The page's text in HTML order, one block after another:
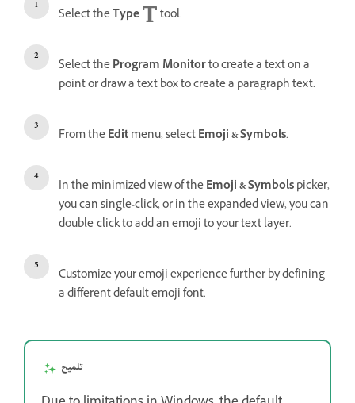
Select theType tool.
Select theProgram Monitorto create a text on a
point or draw a text box to create a paragraph text.
From theEditmenu, selectEmoji & Symbols.
In the minimized view of theEmoji & Symbolspicker,
you can single-click, or in the expanded view, you can
double-click to add an emoji to your text layer.
Customize your emoji experience further by defining
a different default emoji font.
تلميح